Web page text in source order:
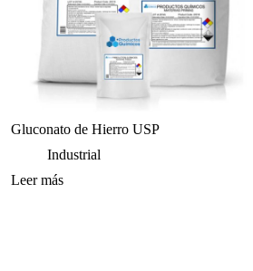
Gluconato de Hierro USP
Industrial
Leer más